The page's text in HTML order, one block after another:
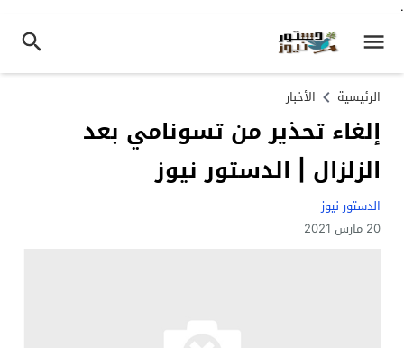
.
الرئيسية الأخبار
إلغاء تحذير من تسونامي بعد
الزلزال | الدستور نيوز
الدستور نيوز
20 مارس 2021